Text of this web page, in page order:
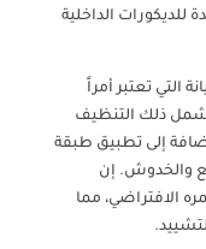
الداخلية
التي تعتبر أمراً
ذلك التنظيف
إلى تطبيق طبقة
والخدوش. إن
الافتراضي، مما